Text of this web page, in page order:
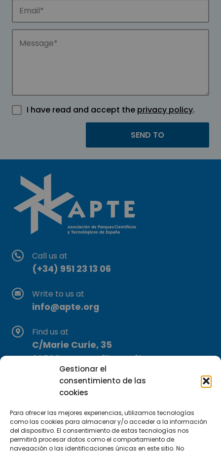
Gestionar el
consentimiento de las
cookies
Para ofrecer las mejores experiencias, utilizamos tecnologías
como las cookies para almacenar y/o acceder a la información
del dispositivo. El consentimiento de estas tecnologías nos
permitirá procesar datos como el comportamiento de
navegación o las identificaciones únicas en este sitio. No
I have read and accept the privacy policy.
Call us at
(+34) 951 23 13 06
Write to us at
info@apte.org
Find us at
C/Marie Curie, 35
29590 Campanillas, Málaga
Subscribe to our Newsletter